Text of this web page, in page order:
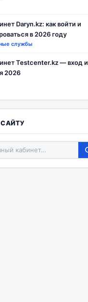
Daryn.kz: как войти и
в 2026 году
службы
Testcenter.kz — вход и
2026